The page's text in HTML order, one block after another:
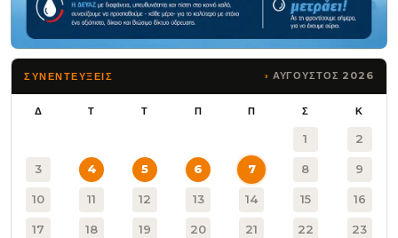
ΣΥΝΕΝΤΕΥΞΕΙΣ ΑΥΓΟΥΣΤΟΣ 2026
Δ Τ Τ Π Π Σ Κ
1 2
3 4 5 6 7 8 9
10 11 12 13 14 15 16
17 18 19 20 21 22 23